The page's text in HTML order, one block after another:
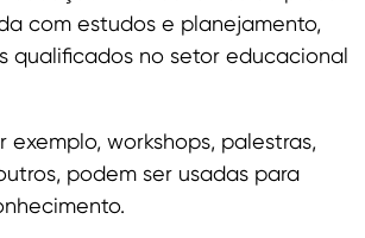
com estudos e planejamento,
qualificados no setor educacional
exemplo, workshops, palestras,
podem ser usadas para